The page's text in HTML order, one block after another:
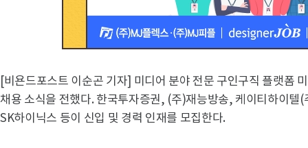
[비욘드포스트 이순곤 기자] 미디어 분야 전문 구인구직 플랫폼
채용 소식을 전했다. 한국투자증권, (주)재능방송, 케이티하이
SK하이닉스 등이 신입 및 경력 인재를 모집한다.